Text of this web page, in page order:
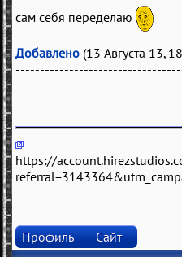
сам себя переделаю
Добавлено (13 Августа 13,
https://
Профиль Сайт